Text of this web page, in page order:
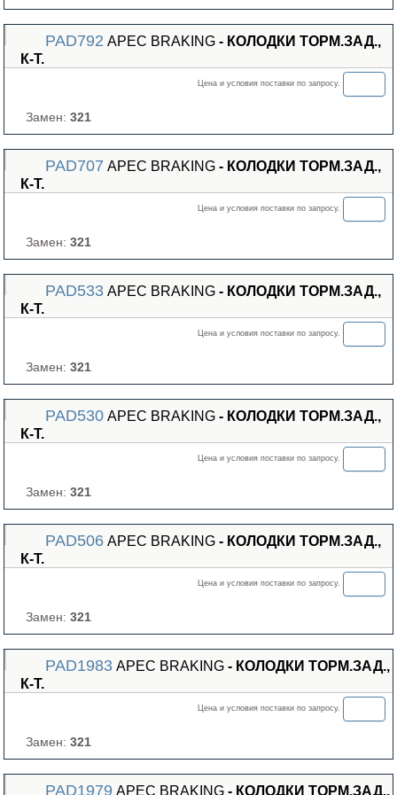
PAD792 APEC BRAKING - КОЛОДКИ ТОРМ.ЗАД.,
К-Т.
Цена и условия поставки по запросу.
Замен: 321
PAD707 APEC BRAKING - КОЛОДКИ ТОРМ.ЗАД.,
К-Т.
Цена и условия поставки по запросу.
Замен: 321
PAD533 APEC BRAKING - КОЛОДКИ ТОРМ.ЗАД.,
К-Т.
Цена и условия поставки по запросу.
Замен: 321
PAD530 APEC BRAKING - КОЛОДКИ ТОРМ.ЗАД.,
К-Т.
Цена и условия поставки по запросу.
Замен: 321
PAD506 APEC BRAKING - КОЛОДКИ ТОРМ.ЗАД.,
К-Т.
Цена и условия поставки по запросу.
Замен: 321
PAD1983 APEC BRAKING - КОЛОДКИ ТОРМ.ЗАД.,
К-Т.
Цена и условия поставки по запросу.
Замен: 321
PAD1979 APEC BRAKING - КОЛОДКИ ТОРМ.ЗАД.,